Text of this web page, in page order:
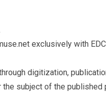
exclusively with
digitization,
subject of the